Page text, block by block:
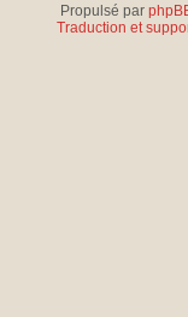
Propulsé par
Traduction et